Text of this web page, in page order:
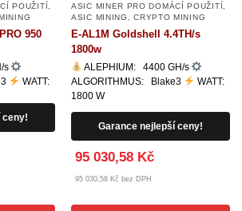
POUŽITÍ
950
s
WATT:
ceny!
ASIC MINER PRO DOMÁCÍ POUŽITÍ
ASIC MINING
,CRYPTO MINING
E-AL1M Goldshell 4.4TH/s
1800w
ALEPHIUM: 4400 GH/s
ALGORITHMUS: Blake3
WATT:
1800 W
Garance nejlepší ceny!
95 030,58 Kč
95 030,58 Kč bez DPH